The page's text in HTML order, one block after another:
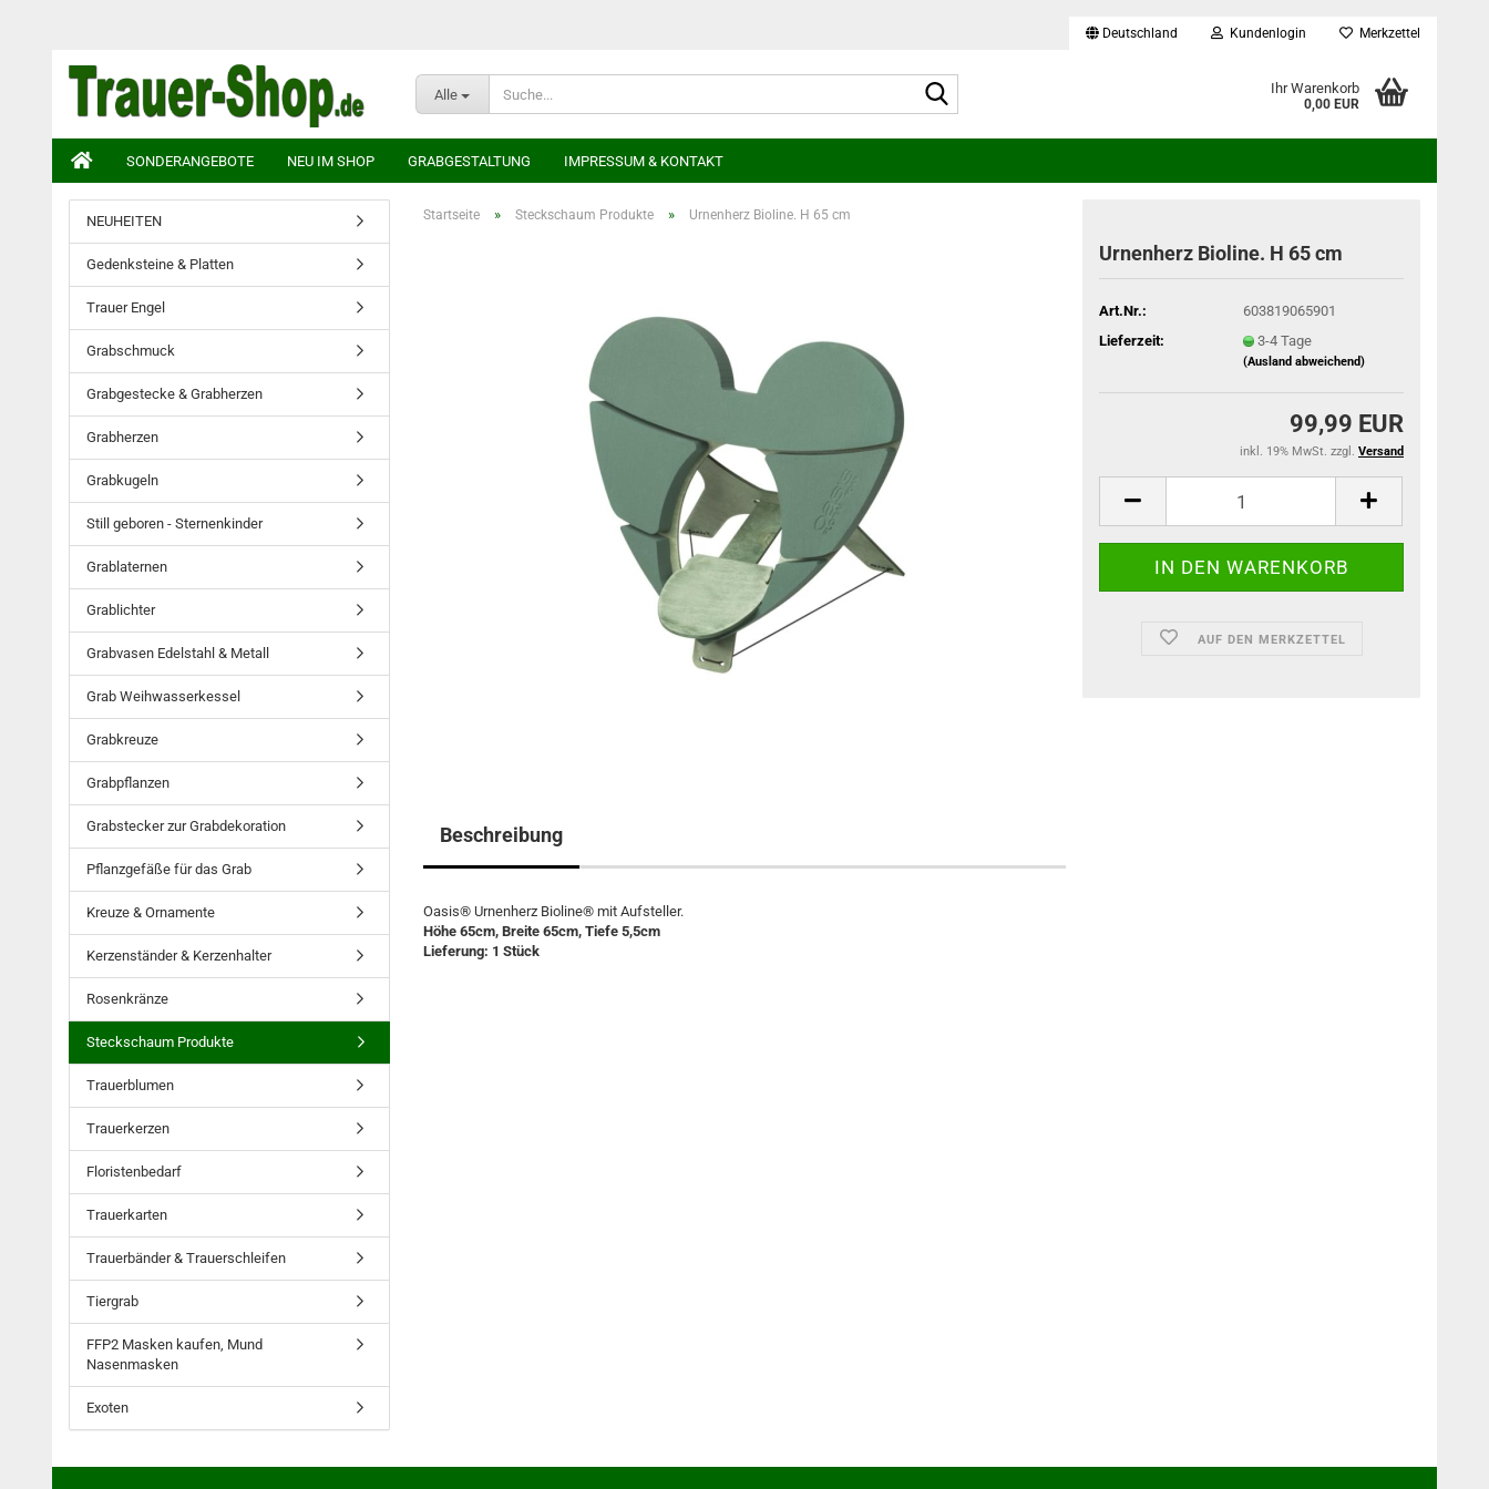
Deutschland Kundenlogin Merkzettel
Alle Ihr Warenkorb
0,00 EUR
SONDERANGEBOTE NEU IM SHOP GRABGESTALTUNG IMPRESSUM & KONTAKT
Startseite » Steckschaum Produkte » Urnenherz Bioline. H 65 cm
Urnenherz Bioline. H 65 cm
Art.Nr.:
603819065901
Lieferzeit:
3-4 Tage
(Ausland abweichend)
99,99 EUR
inkl. 19% MwSt. zzgl. Versand
AUF DEN MERKZETTEL
Beschreibung
Oasis® Urnenherz Bioline® mit Aufsteller.
Höhe 65cm, Breite 65cm, Tiefe 5,5cm
Lieferung: 1 Stück
NEUHEITEN
Gedenksteine & Platten
Trauer Engel
Grabschmuck
Grabgestecke & Grabherzen
Grabherzen
Grabkugeln
Still geboren - Sternenkinder
Grablaternen
Grablichter
Grabvasen Edelstahl & Metall
Grab Weihwasserkessel
Grabkreuze
Grabpflanzen
Grabstecker zur Grabdekoration
Pflanzgefäße für das Grab
Kreuze & Ornamente
Kerzenständer & Kerzenhalter
Rosenkränze
Steckschaum Produkte
Trauerblumen
Trauerkerzen
Floristenbedarf
Trauerkarten
Trauerbänder & Trauerschleifen
Tiergrab
FFP2 Masken kaufen, Mund
Nasenmasken
Exoten